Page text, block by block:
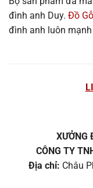
đình anh Duy. Đồ
đình anh luôn
XƯỞNG
CÔNG TY
Địa chỉ: Châu